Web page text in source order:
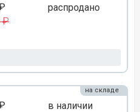
₽
распродано
в наличии
на складе